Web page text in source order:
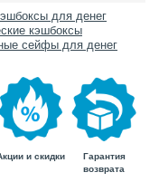
для денег
кэшбоксы
сейфы для денег
и скидки
Гарантия
возврата